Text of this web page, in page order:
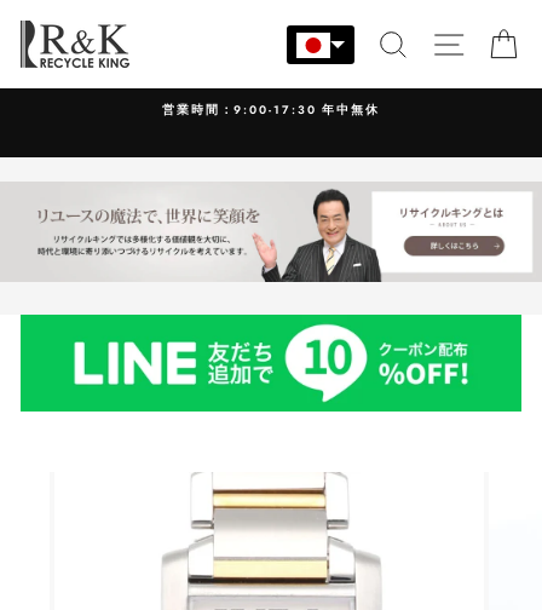
ン
す
検索 サイト
営業時間：9:00-17:30 年中無休